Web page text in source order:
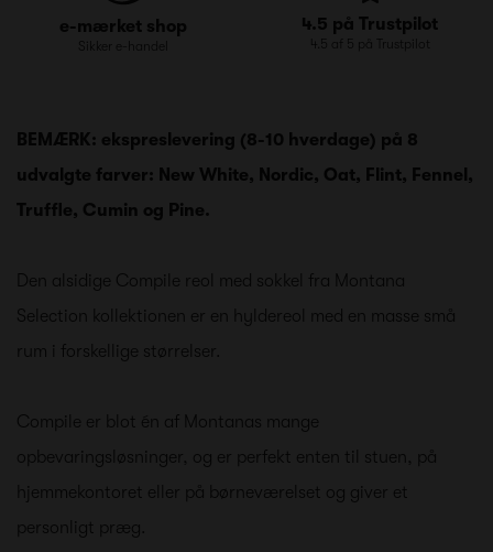
e-mærket shop
Sikker e-handel
4.5 på Trustpilot
4.5 af 5 på Trustpilot
BEMÆRK: ekspreslevering (8-10 hverdage) på 8
udvalgte farver: New White, Nordic, Oat, Flint, Fennel,
Truffle, Cumin og Pine.
Den alsidige Compile reol med sokkel fra Montana
Selection kollektionen er en hyldereol med en masse små
rum i forskellige størrelser.
Compile er blot én af Montanas mange
opbevaringsløsninger, og er perfekt enten til stuen, på
hjemmekontoret eller på børneværelset og giver et
personligt præg.